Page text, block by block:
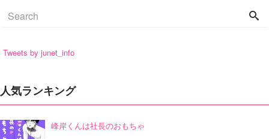
Tweets by junet_info
人気ランキング
峰岸くんは社長のおもちゃ